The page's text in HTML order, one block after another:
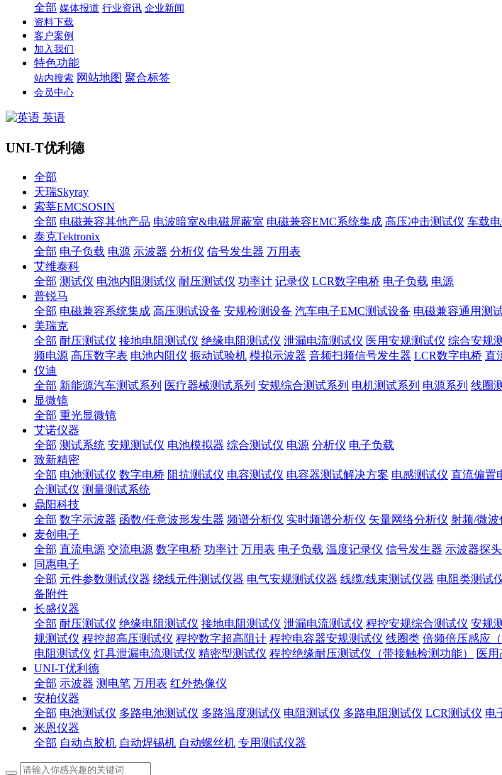
全部 媒体报道 行业资讯 企业新闻
资料下载
客户案例
加入我们
特色功能
站内搜索 网站地图 聚合标签
会员中心
英语
UNI-T优利德
全部
天瑞Skyray
索莘EMCSOSIN
全部 电磁兼容其他产品 电波暗室&电磁屏蔽室 电磁兼容EMC系统集成 高压冲击测试仪 车载
泰克Tektronix
全部 电子负载 电源 示波器 分析仪 信号发生器 万用表
艾维泰科
全部 测试仪 电池内阻测试仪 耐压测试仪 功率计 记录仪 LCR数字电桥 电子负载 电源
普锐马
全部 电磁兼容系统集成 高压测试设备 安规检测设备 汽车电子EMC测试设备 电磁兼容通用测
美瑞克
全部 耐压测试仪 接地电阻测试仪 绝缘电阻测试仪 泄漏电流测试仪 医用安规测试仪 综合安规
频电源 高压数字表 电池内阻仪 振动试验机 模拟示波器 音频扫频信号发生器 LCR数字电桥 直
仪迪
全部 新能源汽车测试系列 医疗器械测试系列 安规综合测试系列 电机测试系列 电源系列 线圈
显微镜
全部 重光显微镜
艾诺仪器
全部 测试系统 安规测试仪 电池模拟器 综合测试仪 电源 分析仪 电子负载
致新精密
全部 电池测试仪 数字电桥 阻抗测试仪 电容测试仪 电容器测试解决方案 电感测试仪 直流偏置
合测试仪 测量测试系统
鼎阳科技
全部 数字示波器 函数/任意波形发生器 频谱分析仪 实时频谱分析仪 矢量网络分析仪 射频/微波
麦创电子
全部 直流电源 交流电源 数字电桥 功率计 万用表 电子负载 温度记录仪 信号发生器 示波器探头
同惠电子
全部 元件参数测试仪器 绕线元件测试仪器 电气安规测试仪器 线缆/线束测试仪器 电阻类测试
备附件
长盛仪器
全部 耐压测试仪 绝缘电阻测试仪 接地电阻测试仪 泄漏电流测试仪 程控安规综合测试仪 安规
规测试仪 程控超高压测试仪 程控数字超高阻计 程控电容器安规测试仪 线圈类 倍频倍压感应
电阻测试仪 灯具泄漏电流测试仪 精密型测试仪 程控绝缘耐压测试仪（带接触检测功能） 医
UNI-T优利德
全部 示波器 测电笔 万用表 红外热像仪
安柏仪器
全部 电池测试仪 多路电池测试仪 多路温度测试仪 电阻测试仪 多路电阻测试仪 LCR测试仪 电
米恩仪器
全部 自动点胶机 自动焊锡机 自动螺丝机 专用测试仪器